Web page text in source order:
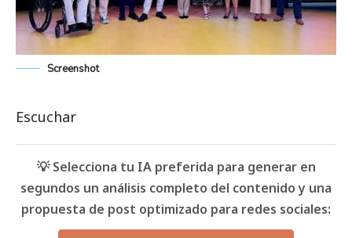
Screenshot
Escuchar
💡 Selecciona tu IA preferida para generar en
segundos un análisis completo del contenido y una
propuesta de post optimizado para redes sociales: